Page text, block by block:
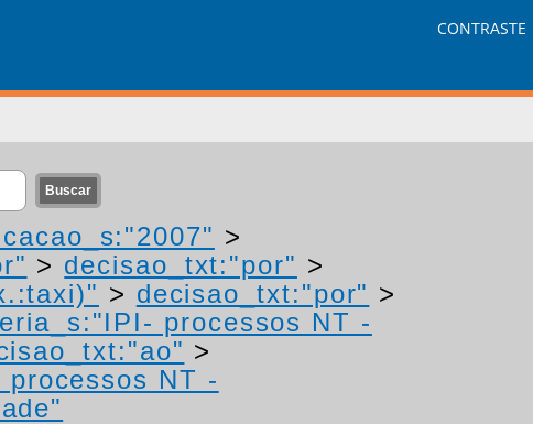
CONTRASTE
>
> decisao_txt:"por" >
> decisao_txt:"por" >
processos NT -
>
NT -